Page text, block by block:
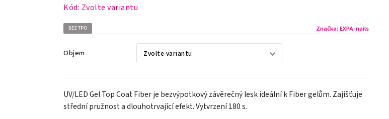
Kód: Zvolte variantu
BEZ TPO Značka: EXPA-nails
Objem
UV/LED Gel Top Coat Fiber je bezvýpotkový závěrečný lesk ideální k Fiber gelům. Zajišťuje
střední pružnost a dlouhotrvající efekt. Vytvrzení 180 s.